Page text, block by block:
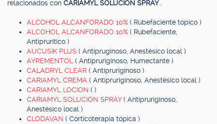
relacionados con CARIAMYL SOLUCION SPRAY
ALCOHOL ALCANFORADO 10% ( Rubefaciente tópico )
ALCOHOL ALCANFORADO 10% ( Rubefaciente,
Antiprurítico )
AUCUSIK PLUS ( Antipruginoso, Anestésico local )
AYREMENTOL ( Antipruriginoso, Humectante )
CALADRYL CLEAR ( Antipruriginoso )
CARIAMYL CREMA ( Antipruriginoso, Anestésico local )
CARIAMYL LOCION ( )
CARIAMYL SOLUCION SPRAY( Antipruriginoso,
Anestésico local )
CLODAVAN ( Corticoterapia tópica )